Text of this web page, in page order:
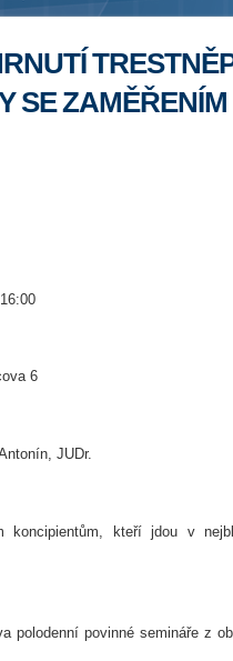
SE
6
JUDr.
koncipientům, kteří jdou v
polodenní povinné semináře z